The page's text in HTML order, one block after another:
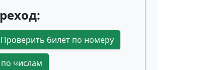
Проверить билет по номеру
числам